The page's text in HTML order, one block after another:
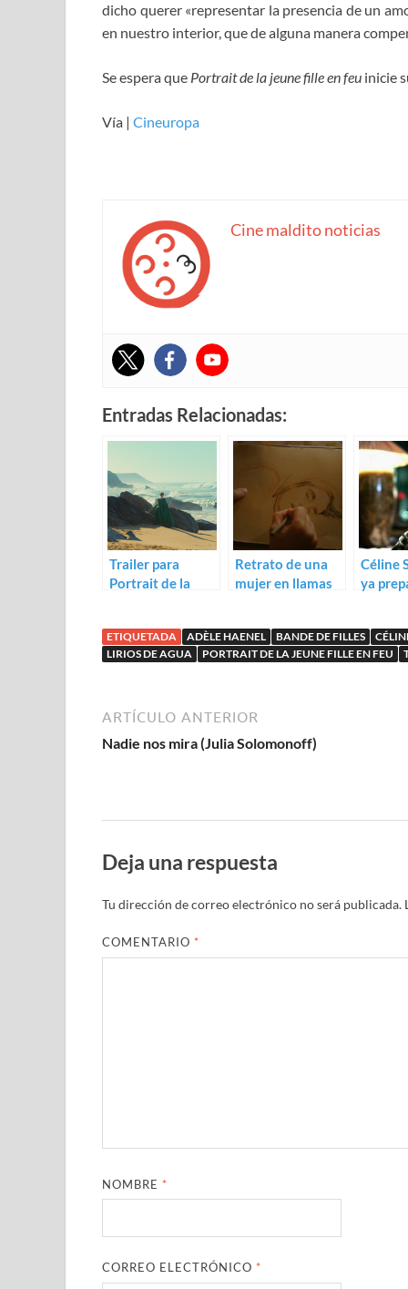
dicho querer «representar la presencia de un
en nuestro interior, que de alguna manera
Se espera que Portrait de la jeune fille en feu inicie
Vía | Cineuropa
Cine maldito noticias
Entradas Relacionadas:
Trailer para
Portrait de la
Retrato de una
mujer en llamas
Céline
ya
ETIQUETADA ADÈLE HAENEL BANDE DE FILLES
LIRIOS DE AGUA
PORTRAIT DE LA JEUNE FILLE EN FEU
ARTÍCULO ANTERIOR
Nadie nos mira (Julia Solomonoff)
Deja una respuesta
Tu dirección de correo electrónico no será publicada.
COMENTARIO *
NOMBRE *
CORREO ELECTRÓNICO *